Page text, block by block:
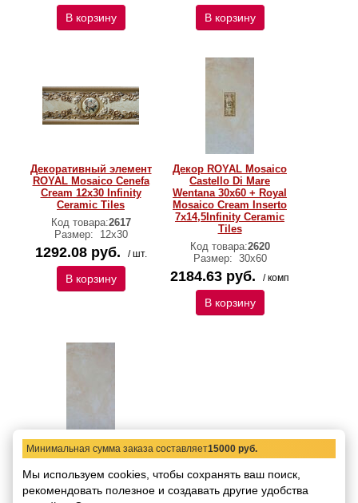
В корзину В корзину
Декоративный элемент
ROYAL Mosaico Cenefa
Cream 12х30 Infinity
Ceramic Tiles
Код товара:2617
Размер:
12х30
1292.08 руб. / шт.
В корзину
Декор ROYAL Mosaico
Castello Di Mare
Wentana 30х60 + Royal
Mosaico Cream Inserto
7х14,5Infinity Ceramic
Tiles
Код товара:2620
Размер: 30х60
2184.63 руб. / комп
В корзину
Настенная плитка
Savanna 30x60 Infinity
Ceramic Tiles
Минимальная сумма заказа составляет15000 руб.
Мы используем cookies, чтобы сохранять ваш поиск,
рекомендовать полезное и создавать другие удобства